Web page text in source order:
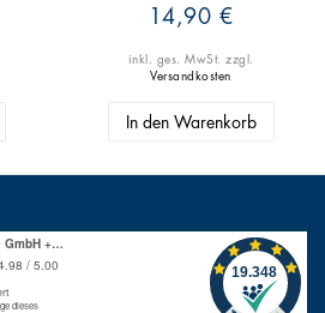
14,90 €
inkl. ges. MwSt. zzgl.
Versandkosten
In den Warenkorb